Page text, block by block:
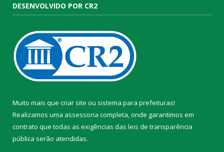
DESENVOLVIDO POR CR2
Muito mais que criar site ou sistema para prefeituras!
Realizamos uma assessoria completa, onde garantimos em
contrato que todas as exigências das leis de transparência
pública serão atendidas.